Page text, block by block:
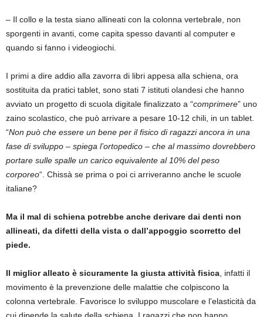
– Il collo e la testa siano allineati con la colonna vertebrale, non
sporgenti in avanti, come capita spesso davanti al computer e
quando si fanno i videogiochi.
I primi a dire addio alla zavorra di libri appesa alla schiena, ora
sostituita da pratici tablet, sono stati 7 istituti olandesi che hanno
avviato un progetto di scuola digitale finalizzato a “comprimere” uno
zaino scolastico, che può arrivare a pesare 10-12 chili, in un tablet.
“Non può che essere un bene per il fisico di ragazzi ancora in una
fase di sviluppo – spiega l’ortopedico – che al massimo dovrebbero
portare sulle spalle un carico equivalente al 10% del peso
corporeo“. Chissà se prima o poi ci arriveranno anche le scuole
italiane?
Ma il mal di schiena potrebbe anche derivare dai denti non
allineati, da difetti della vista o dall’appoggio scorretto del
piede.
Il miglior alleato è sicuramente la giusta attività fisica , infatti il
movimento è la prevenzione delle malattie che colpiscono la
colonna vertebrale. Favorisce lo sviluppo muscolare e l’elasticità da
cui dipende la salute della schiena. I ragazzi che non hanno